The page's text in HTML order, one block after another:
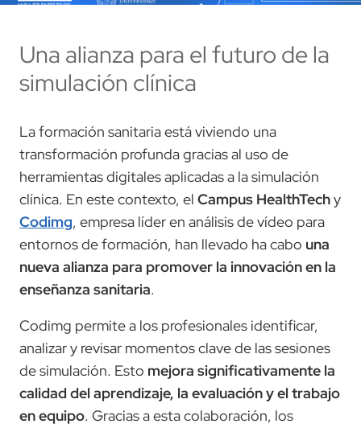
Una alianza para el futuro de la
simulación clínica
La formación sanitaria está viviendo una
transformación profunda gracias al uso de
herramientas digitales aplicadas a la simulación
clínica. En este contexto, el Campus HealthTechy
Codimg, empresa líder en análisis de vídeo para
entornos de formación, han llevado ha cabo una
nueva alianza para promover la innovación en la
enseñanza sanitaria.
Codimg permite a los profesionales identificar,
analizar y revisar momentos clave de las sesiones
de simulación. Esto mejora significativamente la
calidad del aprendizaje, la evaluación y el trabajo
en equipo. Gracias a esta colaboración, los